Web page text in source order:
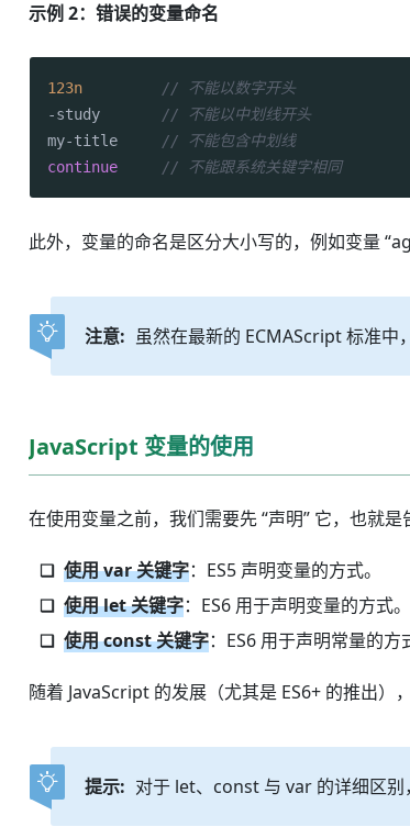
示例 2：错误的变量命名
123n
// 不能以数字开头
-study
// 不能以中划线开头
my-title
// 不能包含中划线
continue
// 不能跟系统关键字相同
此外，变量的命名是区分大小写的，例如变量
注意: 虽然在最新的 ECMAScript 标准
JavaScript 变量的使用
在使用变量之前，我们需要先 “声明” 它，也就
使用 var 关键字：ES5 声明变量的方式。
使用 let 关键字：ES6 用于声明变量的方式。
使用 const 关键字：ES6 用于声明常量的方
随着 JavaScript 的发展（尤其是 ES6+ 的推出
提示: 对于 let、const 与 var 的详细区别